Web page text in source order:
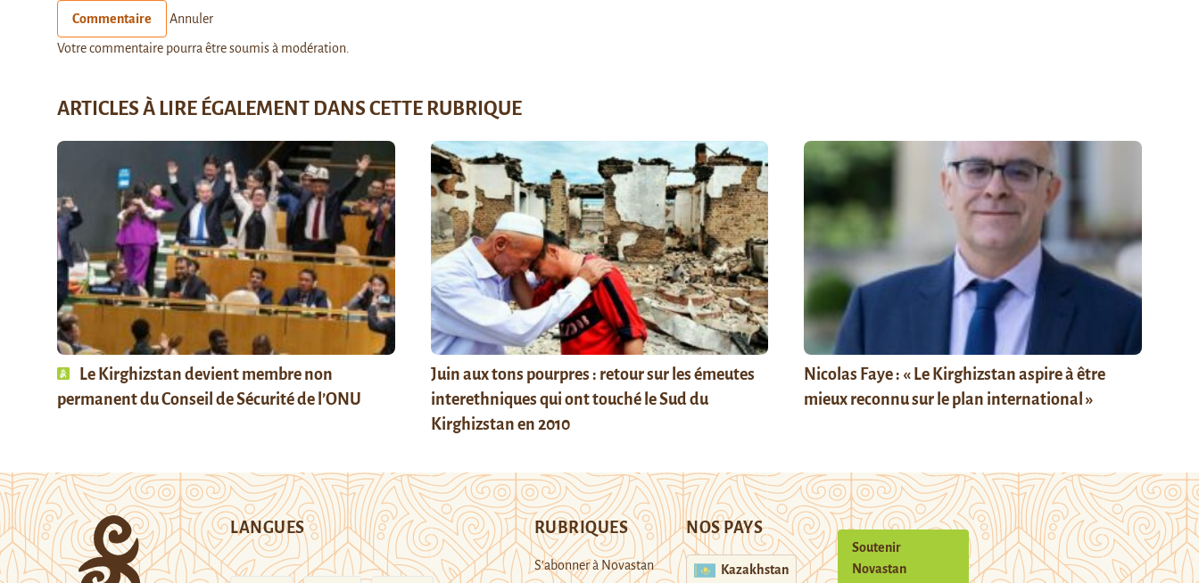
Commentaire Annuler
Votre commentaire pourra être soumis à modération.
ARTICLES À LIRE ÉGALEMENT DANS CETTE RUBRIQUE
Le Kirghizstan devient membre non
permanent du Conseil de Sécurité de l’ONU
Juin aux tons pourpres : retour sur les émeutes
interethniques qui ont touché le Sud du
Kirghizstan en 2010
Nicolas Faye : « Le Kirghizstan aspire à être
mieux reconnu sur le plan international »
LANGUES RUBRIQUES
S’abonner à Novastan
NOS PAYS
Kazakhstan
Soutenir
Novastan